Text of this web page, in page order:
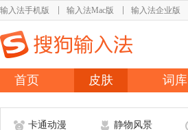
输入法手机版 输入法Mac版 输入法企业版
首页 皮肤 词库
卡通动漫 静物风景